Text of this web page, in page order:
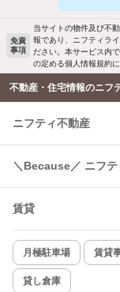
洗濯機置場あり
エアコンあり
温水洗浄便座
コンロ2口以上
新着のみ
該当件数:
ールでお知らせ
免責
事項
当サイトの物件及び不
報であり、ニフティラ
ださい。本サービス内
の定める個人情報規約
不動産・住宅情報のニフ
ニフティ不動産
＼Because／ ニフテ
賃貸
月極駐車場 賃貸
貸し倉庫